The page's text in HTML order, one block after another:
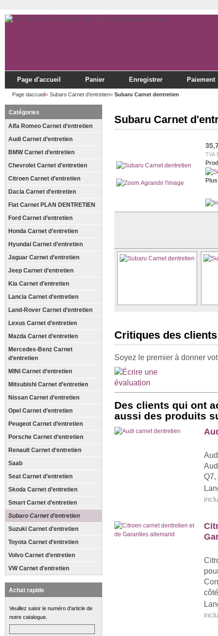
Page d'accueil Panier Enregistrer Paiement
Page daccueil» Subaro Carnet d’entretien» Subaru Carnet dentretien
Catégories
Alfa Romeo Carnet d’entretien
Audi Carnet d’entretien
BMW Carnet d’entretien
Chevrolet Carnet d’entretien
Citroen Carnet d’entretien
Dacia Carnet d’entretien
Fiat Carnet PLAN DENTRETIEN
Ford Carnet d’entretien
Honda Carnet d’entretien
Hyundai Carnet d’entretien
Jaguar Carnet d’entretien
Jeep Carnet d’entretien
Kia Carnet d’entretien
Lancia Carnet d’entretien
Land-Rover Carnet d’entretien
Lexus Carnet d’entretien
Mazda Carnet d’entretien
Mercedes-Benz Carnet
d’entretien
MINI Carnet d’entretien
Mitsubishi Carnet d’entretien
Nissan Carnet d’entretien
Opel Carnet d’entretien
Peugeot Carnet d’entretien
Porsche Carnet d’entretien
Renault Carnet d’entretien
Saab
Seat Carnet d’entretien
Skoda Carnet d’entretien
Smart Carnet d’entretien
Subaro Carnet d’entretien
Suzuki Carnet d’entretien
Toyota Carnet d’entretien
Volvo Carnet d’entretien
VW Carnet d'entretien
Achat rapide
Veuillez saisir le numéro d'article de
notre catalogue.
Subaru Carnet
Agrandir l'image
TVA
Critiques des
Soyez le premier à donner
Des clients qui ont
aussi des produits
Q7,